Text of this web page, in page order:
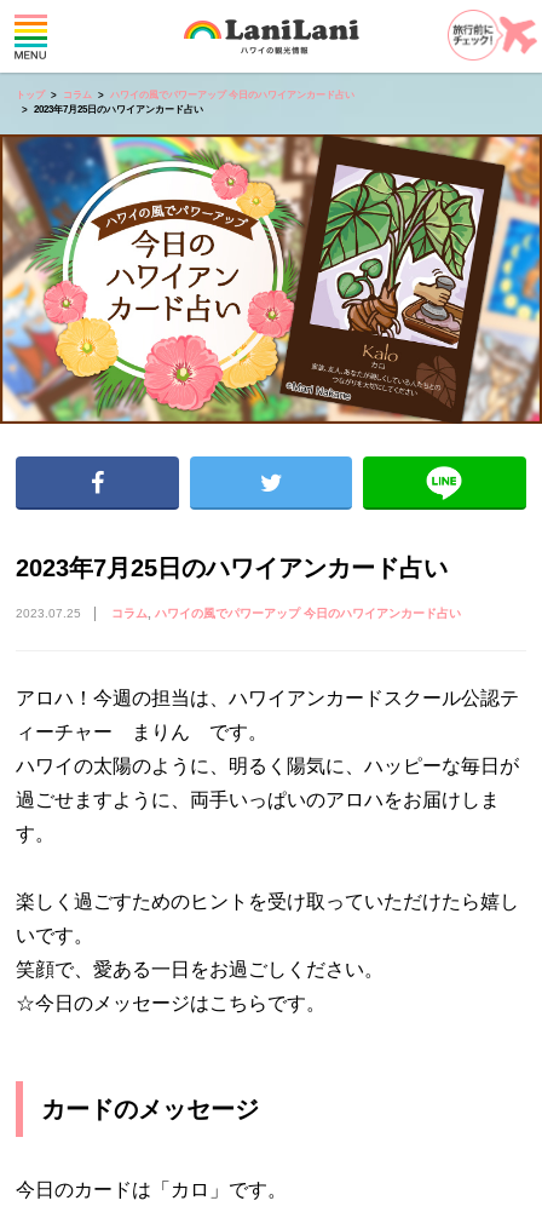
トップ コラム
ハワイの風でパワーアップ 今日のハワイアンカード占い
2023年7月25日のハワイアンカード占い
2023年7月25日のハワイアンカード占い
2023.07.25 コラム ハワイの風でパワーアップ 今日のハワイアンカード占い
アロハ！今週の担当は、ハワイアンカードスクール公認テ
ィーチャー まりん です。
ハワイの太陽のように、明るく陽気に、ハッピーな毎日が
過ごせますように、両手いっぱいのアロハをお届けしま
す。
楽しく過ごすためのヒントを受け取っていただけたら嬉し
いです。
笑顔で、愛ある一日をお過ごしください。
☆今日のメッセージはこちらです。
カードのメッセージ
今日のカードは「カロ」です。